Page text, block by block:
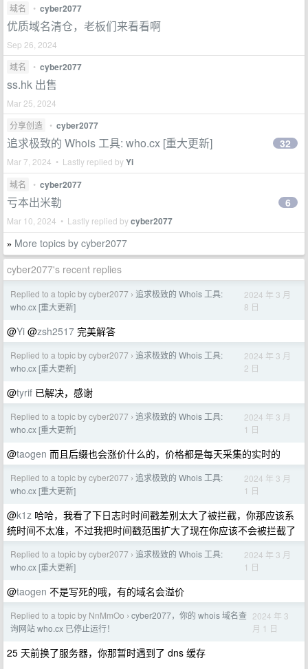
域名
• cyber2077
优质域名清仓，老板们来看看啊
Sep 26, 2024
域名
• cyber2077
ss.hk 出售
Mar 25, 2024
分享创造
• cyber2077
追求极致的 Whois 工具: who.cx [重大更新]
Mar 7, 2024 • Lastly replied byYi
32
域名 • cyber2077
亏本出米勒
Mar 10, 2024 • Lastly replied bycyber2077
6
» More topics by cyber2077
cyber2077's recent replies
Replied to a topic by cyber2077 › 追求极致的 Whois 工具:
who.cx [重大更新]
2024 年 3 月
8 日
@Yi @zsh2517 完美解答
Replied to a topic by cyber2077 › 追求极致的 Whois 工具:
who.cx [重大更新]
2024 年 3 月
2 日
@tyrif 已解决，感谢
Replied to a topic by cyber2077 › 追求极致的 Whois 工具:
who.cx [重大更新]
2024 年 3 月
1 日
@taogen 而且后缀也会涨价什么的，价格都是每天采集的实时的
Replied to a topic by cyber2077 › 追求极致的 Whois 工具:
who.cx [重大更新]
2024 年 3 月
1 日
@k1z 哈哈，我看了下日志时时间戳差别太大了被拦截，你那应该系
统时间不太准，不过我把时间戳范围扩大了现在你应该不会被拦截了
Replied to a topic by cyber2077 › 追求极致的 Whois 工具:
who.cx [重大更新]
2024 年 3 月
1 日
@taogen 不是写死的哦，有的域名会溢价
Replied to a topic by NnMmOo › cyber2077，你的 whois 域名查
询网站 who.cx 已停止运行！
2024 年 3
月 1 日
25 天前换了服务器，你那暂时遇到了 dns 缓存